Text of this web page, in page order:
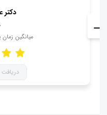
دکتر
میانگین
دریافت